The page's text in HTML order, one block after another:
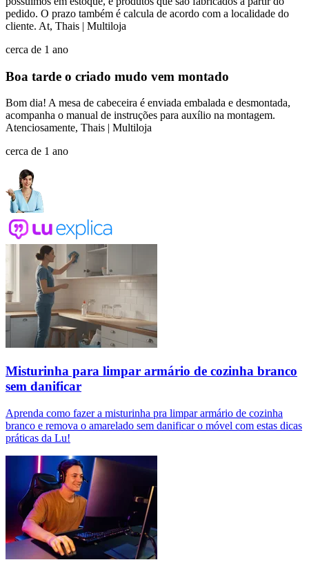
pedido. O prazo também é calcula de acordo com a localidade do
cliente. At, Thais | Multiloja
cerca de 1 ano
Boa tarde o criado mudo vem montado
Bom dia! A mesa de cabeceira é enviada embalada e desmontada,
acompanha o manual de instruções para auxílio na montagem.
Atenciosamente, Thais | Multiloja
cerca de 1 ano
Misturinha para limpar armário de cozinha branco
sem danificar
Aprenda como fazer a misturinha pra limpar armário de cozinha
branco e remova o amarelado sem danificar o móvel com estas dicas
práticas da Lu!